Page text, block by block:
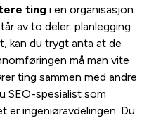
ting i en organisasjon.
av to deler: planlegging
kan du trygt anta at de
må man vite
ting sammen med andre
SEO-spesialist som
er ingeniøravdelingen. Du